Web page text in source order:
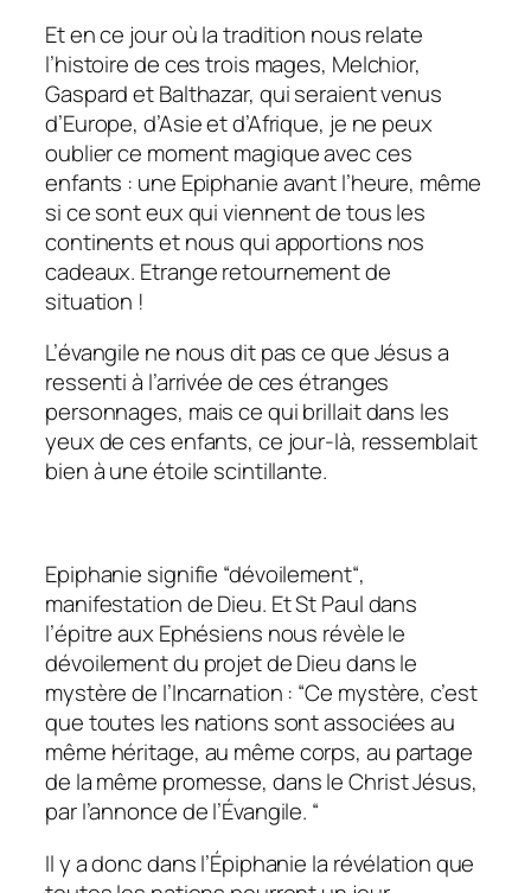
Et en ce jour où la tradition nous relate
l’histoire de ces trois mages, Melchior,
Gaspard et Balthazar, qui seraient venus
d’Europe, d’Asie et d’Afrique, je ne peux
oublier ce moment magique avec ces
enfants : une Epiphanie avant l’heure, même
si ce sont eux qui viennent de tous les
continents et nous qui apportions nos
cadeaux. Etrange retournement de
situation !
L’évangile ne nous dit pas ce que Jésus a
ressenti à l’arrivée de ces étranges
personnages, mais ce qui brillait dans les
yeux de ces enfants, ce jour-là, ressemblait
bien à une étoile scintillante.
Epiphanie signifie “dévoilement“,
manifestation de Dieu. Et St Paul dans
l’épitre aux Ephésiens nous révèle le
dévoilement du projet de Dieu dans le
mystère de l’Incarnation : “Ce mystère, c’est
que toutes les nations sont associées au
même héritage, au même corps, au partage
de la même promesse, dans le Christ Jésus,
par l’annonce de l’Évangile. “
Il y a donc dans l’Épiphanie la révélation que